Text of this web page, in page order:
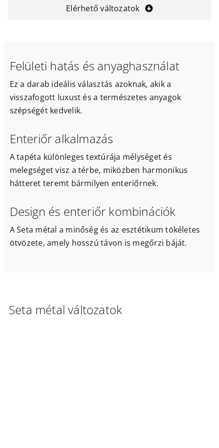
Elérhető változatok
Felületi hatás és anyaghasználat
Ez a darab ideális választás azoknak, akik a
visszafogott luxust és a természetes anyagok
szépségét kedvelik.
Enteriőr alkalmazás
A tapéta különleges textúrája mélységet és
melegséget visz a térbe, miközben harmonikus
hátteret teremt bármilyen enteriőrnek.
Design és enteriőr kombinációk
A Seta métal a minőség és az esztétikum tökéletes
ötvözete, amely hosszú távon is megőrzi báját.
Seta métal változatok